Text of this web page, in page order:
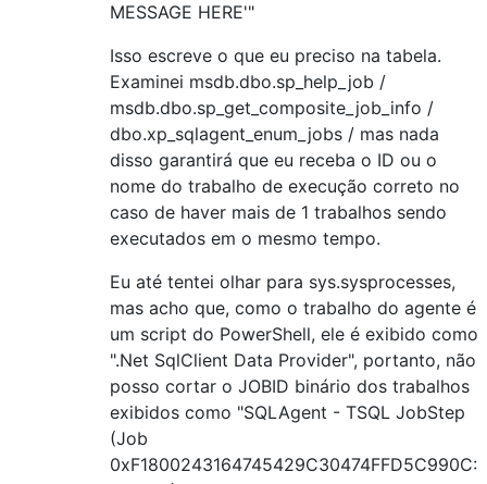
MESSAGE HERE'"
Isso escreve o que eu preciso na tabela.
Examinei msdb.dbo.sp_help_job /
msdb.dbo.sp_get_composite_job_info /
dbo.xp_sqlagent_enum_jobs / mas nada
disso garantirá que eu receba o ID ou o
nome do trabalho de execução correto no
caso de haver mais de 1 trabalhos sendo
executados em o mesmo tempo.
Eu até tentei olhar para sys.sysprocesses,
mas acho que, como o trabalho do agente é
um script do PowerShell, ele é exibido como
".Net SqlClient Data Provider", portanto, não
posso cortar o JOBID binário dos trabalhos
exibidos como "SQLAgent - TSQL JobStep
(Job
0xF1800243164745429C30474FFD5C990C: